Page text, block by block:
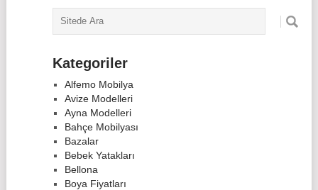
Kategoriler
Alfemo Mobilya
Avize Modelleri
Ayna Modelleri
Bahçe Mobilyası
Bazalar
Bebek Yatakları
Bellona
Boya Fiyatları